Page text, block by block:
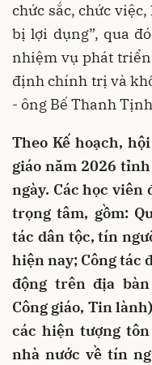
chức sắc, chức
bị lợi dụng”, qua
nhiệm vụ phát
định chính trị và
- ông Bế Thanh
Theo Kế hoạch,
giáo năm 2026
ngày. Các học
trọng tâm, gồm:
tác dân tộc, tín
hiện nay; Công tác
động trên địa
Công giáo, Tin
các hiện tượng
nhà nước về tín